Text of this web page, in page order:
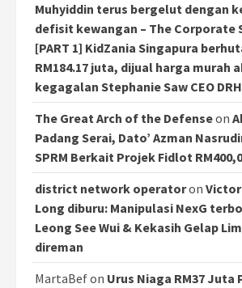
Muhyiddin terus bergelut dengan
defisit kewangan – The Corporate
[PART 1] KidZania Singapura
RM184.17 juta, dijual harga murah
kegagalan Stephanie Saw CEO DRH
The Great Arch of the Defenseon
Padang Serai, Dato’ Azman
SPRM Berkait Projek Fidlot
district network operatoron Victor
Long diburu: Manipulasi NexG
Leong See Wui & Kekasih Gelap
direman
MartaBefon Urus Niaga RM37 Juta